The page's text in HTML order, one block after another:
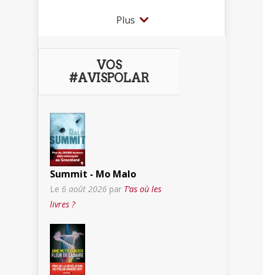
Plus
VOS
#AVISPOLAR
Summit - Mo Malo
Le 6 août 2026 par T’as où les
livres ?